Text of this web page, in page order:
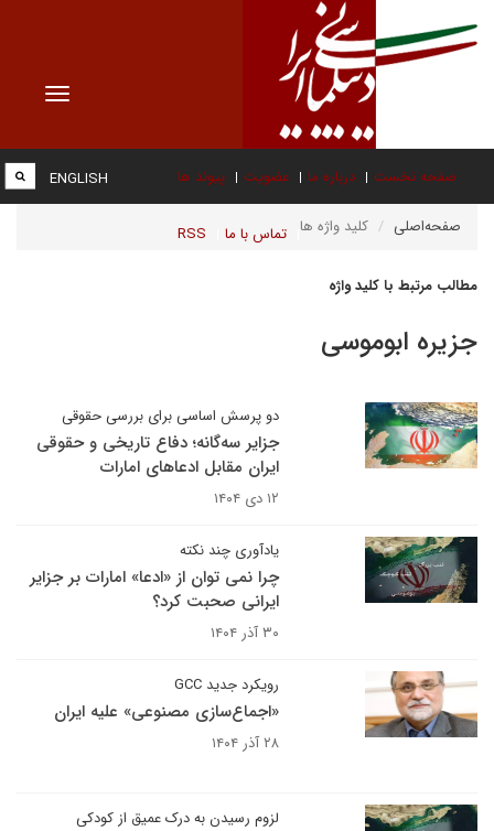
Toggle
صفحه نخست درباره ما عضویت پیوند ها
تماس با ما RSS
ENGLISH
صفحه‌اصلی کلید واژه ها
مطالب مرتبط با کلید واژه
جزیره ابوموسی
دو پرسش اساسی برای بررسی حقوقی
جزایر سه‌گانه؛ دفاع تاریخی و حقوقی
ایران مقابل ادعاهای امارات
۱۲ دی ۱۴۰۴
یادآوری چند نکته
چرا نمی توان از «ادعا» امارات بر جزایر
ایرانی صحبت کرد؟
۳۰ آذر ۱۴۰۴
رویکرد جدید GCC
«اجماع‌سازی مصنوعی» علیه ایران
۲۸ آذر ۱۴۰۴
لزوم رسیدن به درک عمیق از کودکی